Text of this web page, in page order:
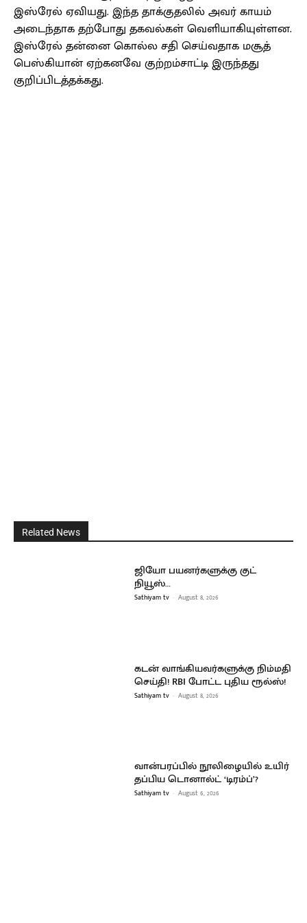
இஸ்ரேல் ஏவியது. இந்த தாக்குதலில் அவர் காயம்
அடைந்தாக தற்போது தகவல்கள் வெளியாகியுள்ளன.
இஸ்ரேல் தன்னை கொல்ல சதி செய்வதாக மசூத்
பெஸ்கியான் ஏற்கனவே குற்றம்சாட்டி இருந்தது
குறிப்பிடத்தக்கது.
Related News
ஜியோ பயனர்களுக்கு குட்
நியூஸ்…
Sathiyam tv - August 8, 2026
கடன் வாங்கியவர்களுக்கு நிம்மதி
செய்தி! RBI போட்ட புதிய ரூல்ஸ்!
Sathiyam tv - August 8, 2026
வான்பரப்பில் நூலிழையில் உயிர்
தப்பிய டொனால்ட் ‘டிரம்ப்’?
Sathiyam tv - August 6, 2026